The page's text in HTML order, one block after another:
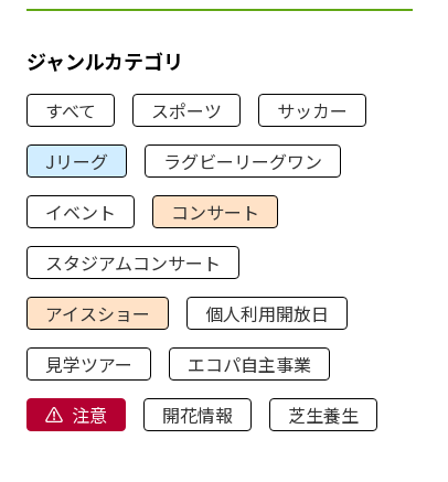
ジャンルカテゴリ
すべて スポーツ
サッカー
Jリーグ
ラグビーリーグワン
イベント
コンサート
スタジアムコンサート
アイスショー
個人利用開放日
見学ツアー
エコパ自主事業
注意
開花情報 芝生養生